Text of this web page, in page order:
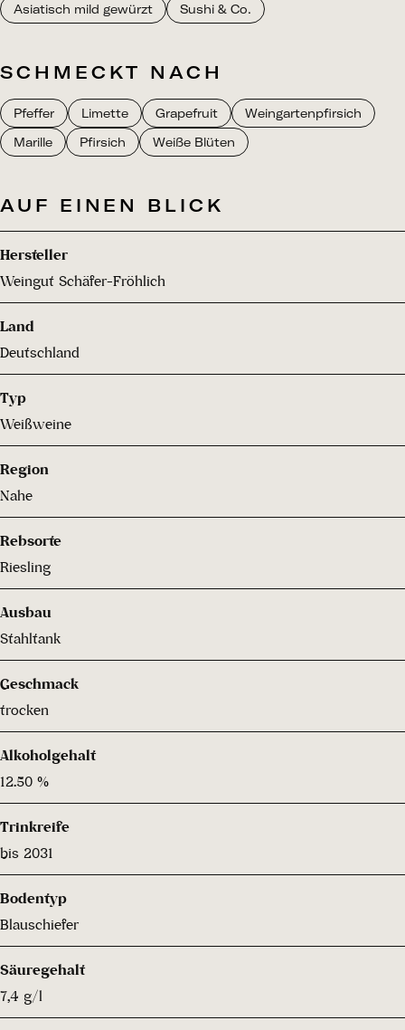
Asiatisch mild gewürzt
Sushi & Co.
SCHMECKT NACH
Pfeffer Limette Grapefruit
Weingartenpfirsich
Marille
Pfirsich Weiße Blüten
AUF EINEN BLICK
Hersteller
Weingut Schäfer-Fröhlich
Land
Deutschland
Typ
Weißweine
Region
Nahe
Rebsorte
Riesling
Ausbau
Stahltank
Geschmack
trocken
Alkoholgehalt
12.50 %
Trinkreife
bis 2031
Bodentyp
Blauschiefer
Säuregehalt
7,4 g/l